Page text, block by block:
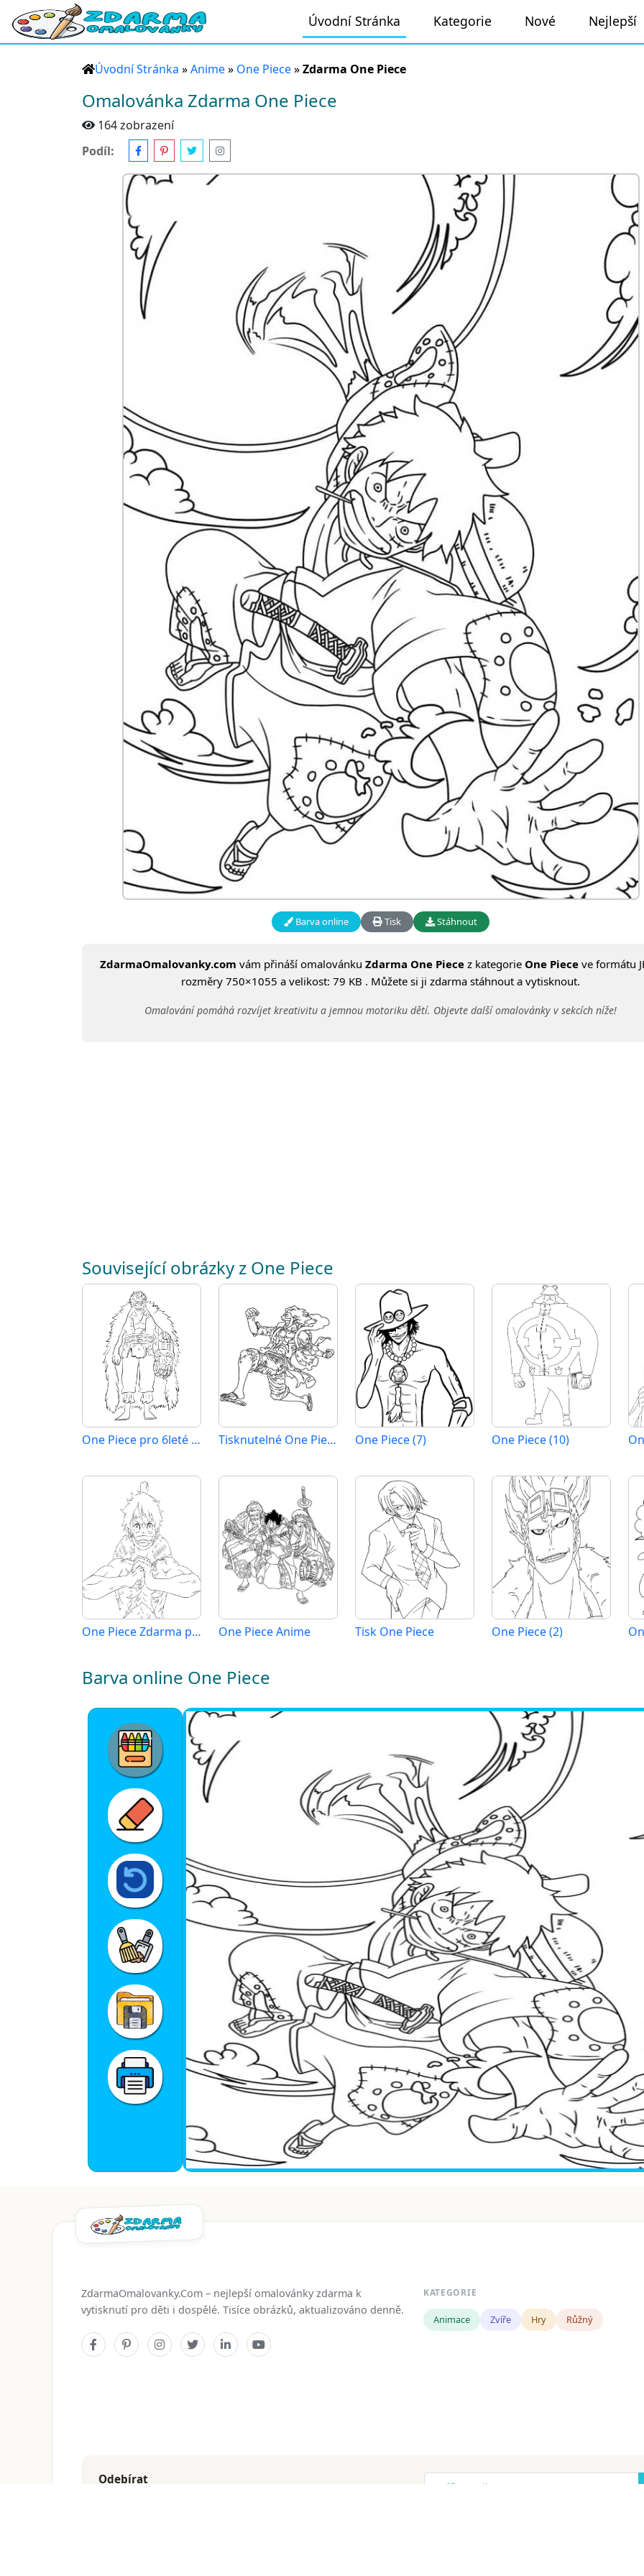
Úvodní Stránka Kategorie Nové Nejlepší
Úvodní Stránka »Anime» One Piece»Zdarma One Piece
Omalovánka Zdarma One Piece
164 zobrazení
Podíl:
Barva online Tisk Stáhnout
ZdarmaOmalovanky.com vám přináší omalovánku Zdarma One Piecez kategorie One Pieceve formátu
rozměry 750×1055 a velikost: 79 KB . Můžete si ji zdarma stáhnout a vytisknout.
Omalování pomáhá rozvíjet kreativitu a jemnou motoriku dětí. Objevte další omalovánky v sekcích níže!
Související obrázky z One Piece
One Piece pro 6leté Děti Tisknutelné One Piece Obrázek One Piece (7) One Piece (10)
One Piece Zdarma pro Děti One Piece Anime Tisk One Piece One Piece (2)
Barva online One Piece
ZdarmaOmalovanky.Com – nejlepší omalovánky zdarma k
vytisknutí pro děti i dospělé. Tisíce obrázků, aktualizováno denně.
KATEGORIE
Animace Zvíře Hry Růžný
Odebírat